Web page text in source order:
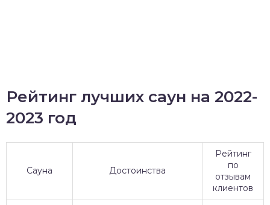
Рейтинг лучших саун на 2022-
2023 год
Сауна Достоинства
Рейтинг
по
отзывам
клиентов